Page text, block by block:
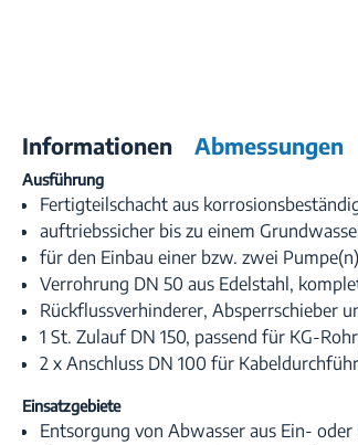
Informationen Abmessungen
Ausführung
Fertigteilschacht aus
auftriebssicher bis zu einem
für den Einbau einer bzw. zwei
Verrohrung DN 50 aus Edelstahl,
Rückflussverhinderer, Absperrschieber
1 St. Zulauf DN 150, passend für KG-
2 x Anschluss DN 100 für
Einsatzgebiete
Entsorgung von Abwasser aus Ein-